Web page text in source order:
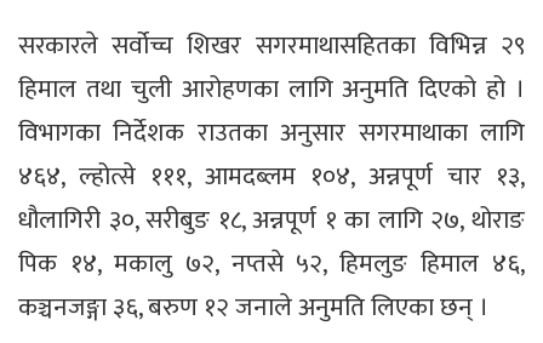
सरकारले सर्वोच्च शिखर सगरमाथासहितका विभिन्न २९
हिमाल तथा चुली आरोहणका लागि अनुमति दिएको हो ।
विभागका निर्देशक राउतका अनुसार सगरमाथाका लागि
४६४, ल्होत्से १११, आमदब्लम १०४, अन्नपूर्ण चार १३,
धौलागिरी ३०, सरीबुङ १८, अन्नपूर्ण १ का लागि २७, थोराङ
पिक १४, मकालु ७२, नप्तसे ५२, हिमलुङ हिमाल ४६,
कञ्चनजङ्गा ३६, बरुण १२ जनाले अनुमति लिएका छन् ।